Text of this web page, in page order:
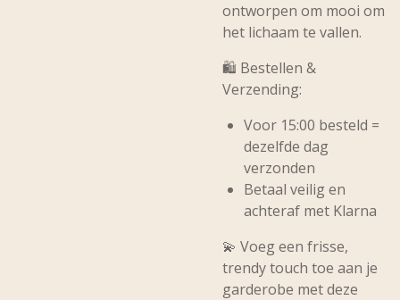
ontworpen om mooi om
het lichaam te vallen.
🛍️ Bestellen &
Verzending:
Voor 15:00 besteld =
dezelfde dag
verzonden
Betaal veilig en
achteraf met Klarna
💫 Voeg een frisse,
trendy touch toe aan je
garderobe met deze